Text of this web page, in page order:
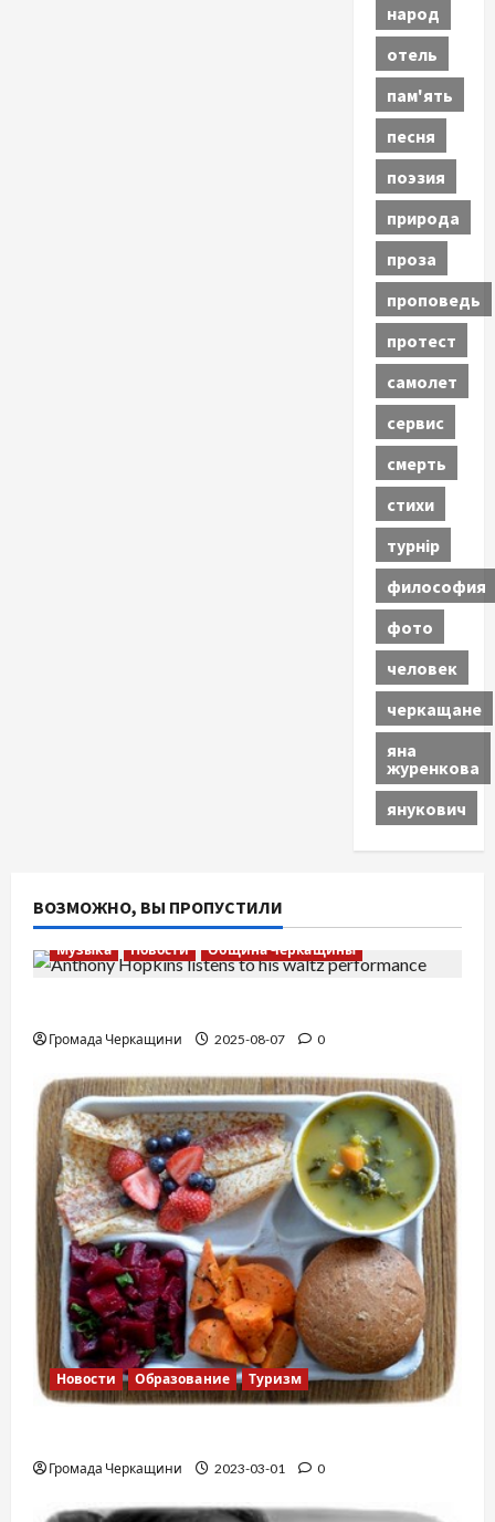
народ
отель
пам'ять
песня
поэзия
природа
проза
проповедь
протест
самолет
сервис
смерть
стихи
турнір
философия
фото
человек
черкащане
яна
журенкова
янукович
ВОЗМОЖНО, ВЫ ПРОПУСТИЛИ
Музыка Новости Община Черкащины
Громада Черкащини 2025-08-07 0
Новости Образование Туризм
Громада Черкащини 2023-03-01 0